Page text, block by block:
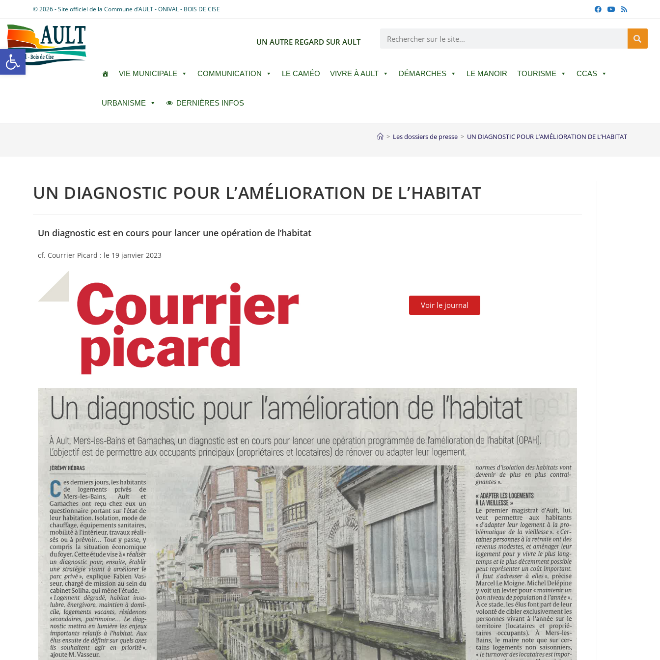
Ouvrir la barre d’outils
© 2026 - Site officiel de la Commune d’AULT - ONIVAL - BOIS DE CISE
UN AUTRE REGARD SUR AULT
VIE MUNICIPALE COMMUNICATION LE CAMÉO VIVRE À AULT DÉMARCHES LE MANOIR TOURISME CCAS
URBANISME DERNIÈRES INFOS
> Les dossiers de presse > UN DIAGNOSTIC POUR L’AMÉLIORATION DE L’HABITAT
UN DIAGNOSTIC POUR L’AMÉLIORATION DE L’HABITAT
Un diagnostic est en cours pour lancer une opération de l’habitat
cf. Courrier Picard : le 19 janvier 2023
Voir le journal